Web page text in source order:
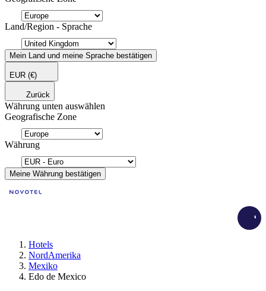
Land/Region - Sprache
Mein Land und meine Sprache bestätigen
EUR (€)
Zurück
Währung unten auswählen
Geografische Zone
Währung
Meine Währung bestätigen
Hotels
NordAmerika
Mexiko
Edo de Mexico